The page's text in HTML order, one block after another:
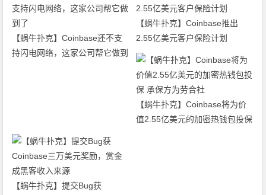
【蜗牛扑克】Coinbase还不支
持闪电网络，这家公司帮它做到
【蜗牛扑克】Coinbase推出
2.55亿美元客户保险计划
【蜗牛扑克】Coinbase将为价
值2.55亿美元的加密热钱包投保
【蜗牛扑克】提交Bug获